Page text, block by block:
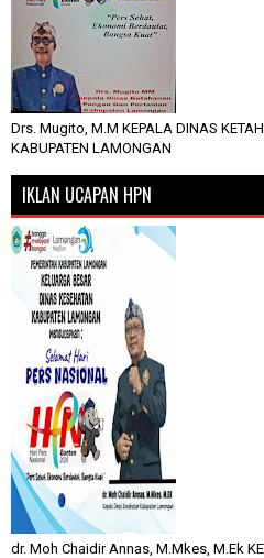
Drs. Mugito, M.M KEPALA DINAS
KABUPATEN LAMONGAN
IKLAN UCAPAN HPN
dr. Moh Chaidir Annas, M.Mkes, M.Ek